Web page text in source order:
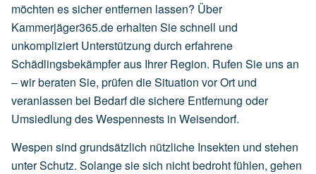
möchten es sicher entfernen lassen? Über
Kammerjäger365.de erhalten Sie schnell und
unkompliziert Unterstützung durch erfahrene
Schädlingsbekämpfer aus Ihrer Region. Rufen Sie uns an
– wir beraten Sie, prüfen die Situation vor Ort und
veranlassen bei Bedarf die sichere Entfernung oder
Umsiedlung des Wespennests in Weisendorf.
Wespen sind grundsätzlich nützliche Insekten und stehen
unter Schutz. Solange sie sich nicht bedroht fühlen, gehen